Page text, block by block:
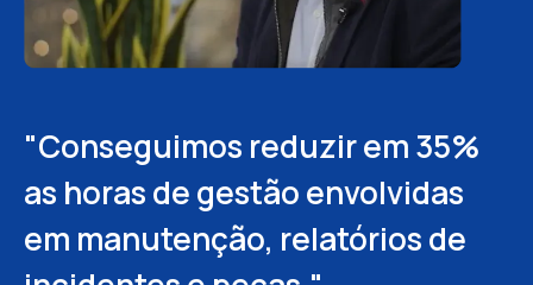
"Conseguimos reduzir em 35%
as horas de gestão envolvidas
em manutenção, relatórios de
"A digitalização dos nossos
processos nos permitiu reduzir
significativamente o tempo de
"O Fracttal nos permitiu
centralizar informações e
automatizar muitos processos.